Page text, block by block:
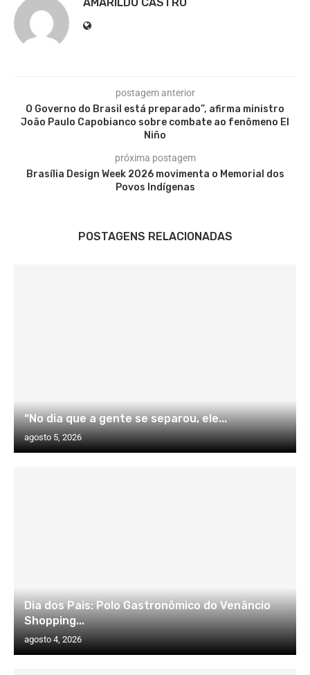
postagem anterior
O Governo do Brasil está preparado”, afirma ministro
João Paulo Capobianco sobre combate ao fenômeno El
Niño
próxima postagem
Brasília Design Week 2026 movimenta o Memorial dos
Povos Indígenas
POSTAGENS RELACIONADAS
“No dia que a gente se separou, ele...
agosto 5, 2026
Dia dos Pais: Polo Gastronômico do Venâncio
Shopping...
agosto 4, 2026